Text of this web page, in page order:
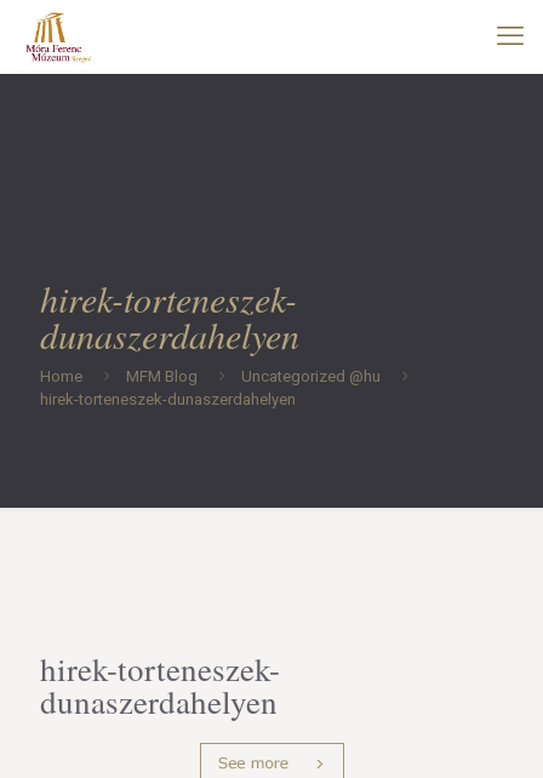
hirek-torteneszek-
dunaszerdahelyen
Home MFM Blog
Uncategorized @hu
hirek-torteneszek-dunaszerdahelyen
hirek-torteneszek-
dunaszerdahelyen